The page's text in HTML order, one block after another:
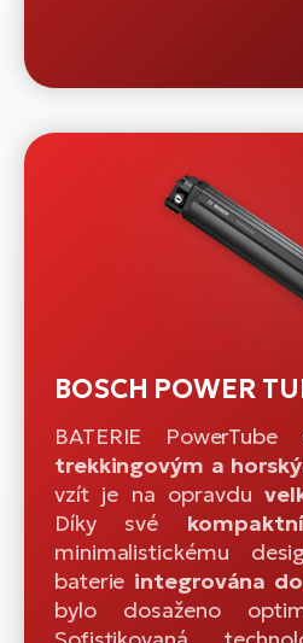
BOSCH POWER
BATERIE
trekkingovým a
vzít je na opravdu
Díky své
minimalistickému
baterie integrována
bylo dosaženo